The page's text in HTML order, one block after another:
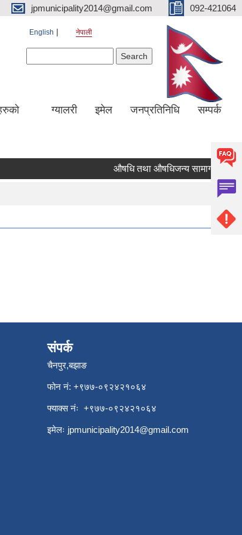
jpmunicipality2014@gmail.com 092-421064
English नेपाली
ग्यालरी इमेल जनप्रतिनिधि सम्पर्क
औषधि तथा औषधिजन्य सामाग्रीको
संपर्क
चैनपुर,बझाङ
फोन नं: ‍‌+९७७-०९२४२१०६४
फ्याक्स नंः +९७७-०९२४२१०६४
इमेलः jpmunicipality2014@gmail.com